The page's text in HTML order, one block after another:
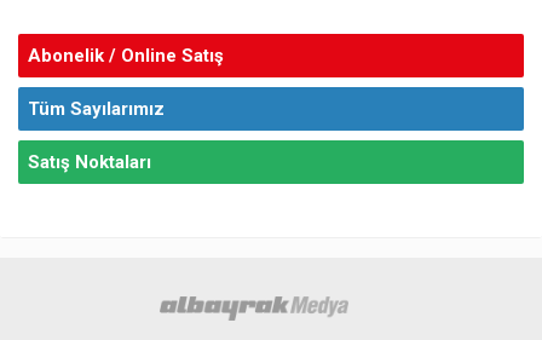
Abonelik / Online Satış
Tüm Sayılarımız
Satış Noktaları